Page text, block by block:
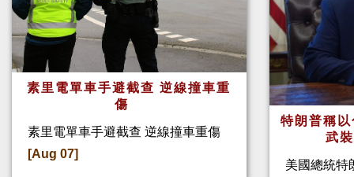
素里電單車手避截查 逆線撞車重
傷
素里電單車手避截查 逆線撞車重傷
[Aug 07]
特朗普稱
武
美國總統特